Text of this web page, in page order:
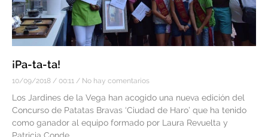
¡Pa-ta-ta!
10/09/2018 00:11 No hay comentarios
Los Jardines de la Vega han acogido una nueva edición del
Concurso de Patatas Bravas ‘Ciudad de Haro’ que ha tenido
como ganador al equipo formado por Laura Revuelta y
Patricia Conde